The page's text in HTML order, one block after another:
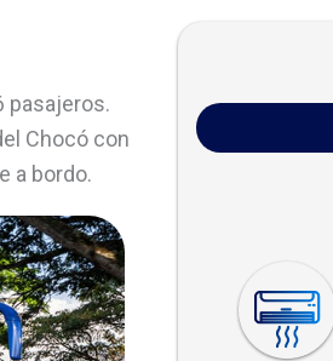
pasajeros.
Chocó con
a bordo.